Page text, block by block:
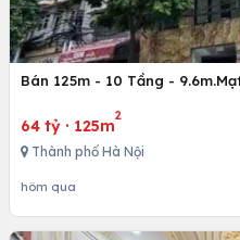
Bán 125m - 10 Tầng -
64 tỷ · 125m
2
Thành phố Hà Nội
hôm qua